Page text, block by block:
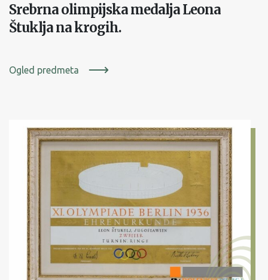
Srebrna olimpijska medalja Leona
Štuklja na krogih.
Ogled predmeta